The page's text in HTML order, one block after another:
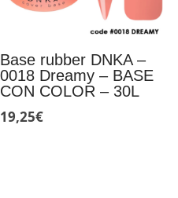
Base rubber DNKA –
0018 Dreamy – BASE
CON COLOR – 30L
19,25€